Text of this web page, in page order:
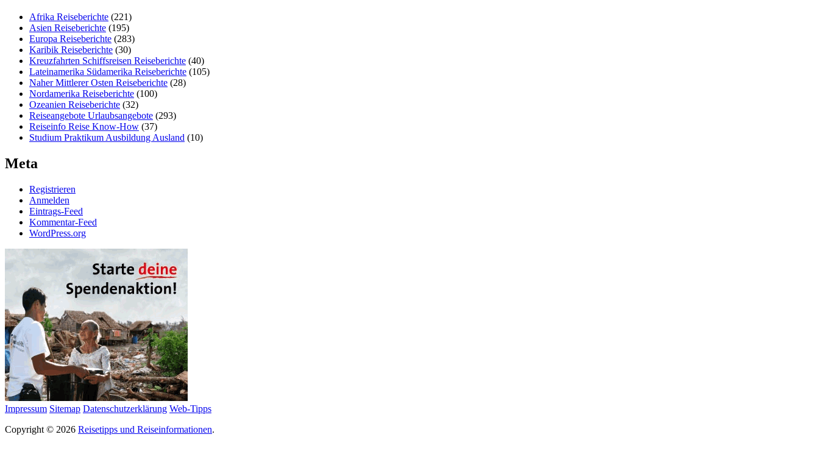
Afrika Reiseberichte (221)
Asien Reiseberichte (195)
Europa Reiseberichte (283)
Karibik Reiseberichte (30)
Kreuzfahrten Schiffsreisen Reiseberichte (40)
Lateinamerika Südamerika Reiseberichte (105)
Naher Mittlerer Osten Reiseberichte (28)
Nordamerika Reiseberichte (100)
Ozeanien Reiseberichte (32)
Reiseangebote Urlaubsangebote (293)
Reiseinfo Reise Know-How (37)
Studium Praktikum Ausbildung Ausland (10)
Meta
Registrieren
Anmelden
Eintrags-Feed
Kommentar-Feed
WordPress.org
Impressum Sitemap Datenschutzerklärung Web-Tipps
Copyright © 2026 Reisetipps und Reiseinformationen.